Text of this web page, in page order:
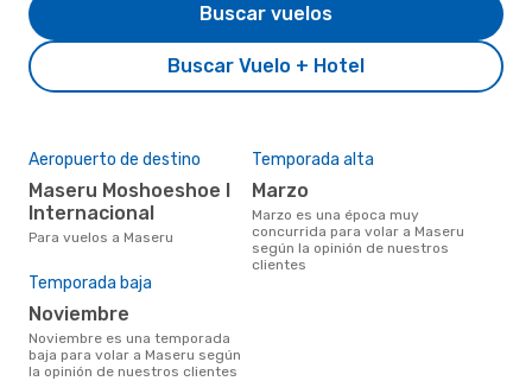
Buscar Vuelo + Hotel
Buscar vuelos
Aeropuerto de destino
Maseru Moshoeshoe I
Internacional
Para vuelos a Maseru
Temporada alta
marzo
marzo es una época muy
concurrida para volar a Maseru
según la opinión de nuestros
clientes
Temporada baja
noviembre
noviembre es una temporada
baja para volar a Maseru según
la opinión de nuestros clientes